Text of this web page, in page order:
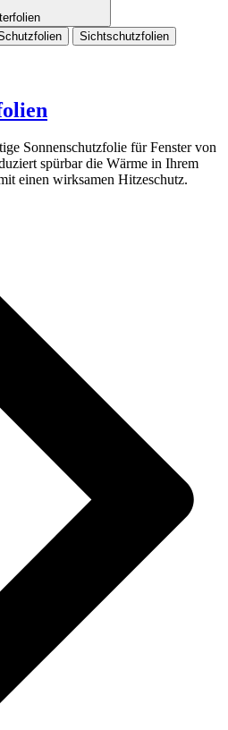
Sichtschutzfolien
Sonnenschutzfolie für Fenster von
spürbar die Wärme in Ihrem
einen wirksamen Hitzeschutz.